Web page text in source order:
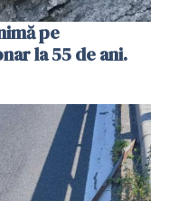
pe
la 55 de ani.